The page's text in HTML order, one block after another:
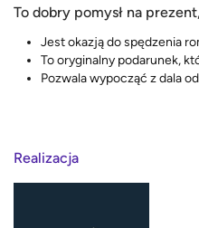
To dobry pomysł na
Jest okazją do spędzenia
To oryginalny podarunek,
Pozwala wypocząć z dala
Realizacja